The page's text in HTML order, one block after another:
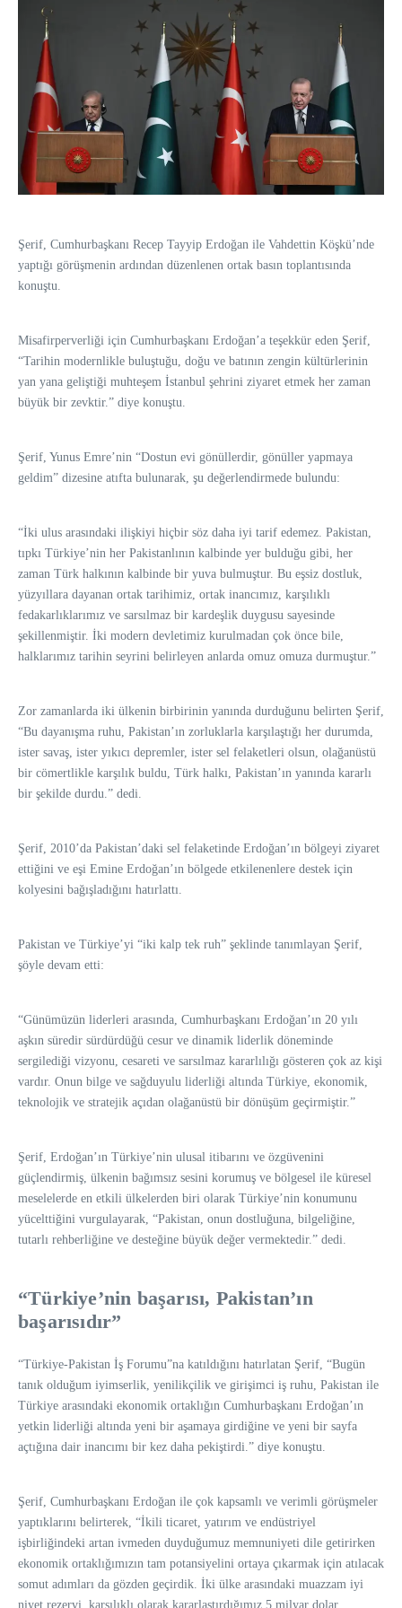
Şerif, Cumhurbaşkanı Recep Tayyip Erdoğan ile Vahdettin Köşkü’nde
yaptığı görüşmenin ardından düzenlenen ortak basın toplantısında
konuştu.
Misafirperverliği için Cumhurbaşkanı Erdoğan’a teşekkür eden Şerif,
“Tarihin modernlikle buluştuğu, doğu ve batının zengin kültürlerinin
yan yana geliştiği muhteşem İstanbul şehrini ziyaret etmek her zaman
büyük bir zevktir.” diye konuştu.
Şerif, Yunus Emre’nin “Dostun evi gönüllerdir, gönüller yapmaya
geldim” dizesine atıfta bulunarak, şu değerlendirmede bulundu:
“İki ulus arasındaki ilişkiyi hiçbir söz daha iyi tarif edemez. Pakistan,
tıpkı Türkiye’nin her Pakistanlının kalbinde yer bulduğu gibi, her
zaman Türk halkının kalbinde bir yuva bulmuştur. Bu eşsiz dostluk,
yüzyıllara dayanan ortak tarihimiz, ortak inancımız, karşılıklı
fedakarlıklarımız ve sarsılmaz bir kardeşlik duygusu sayesinde
şekillenmiştir. İki modern devletimiz kurulmadan çok önce bile,
halklarımız tarihin seyrini belirleyen anlarda omuz omuza durmuştur.”
Zor zamanlarda iki ülkenin birbirinin yanında durduğunu belirten Şerif,
“Bu dayanışma ruhu, Pakistan’ın zorluklarla karşılaştığı her durumda,
ister savaş, ister yıkıcı depremler, ister sel felaketleri olsun, olağanüstü
bir cömertlikle karşılık buldu, Türk halkı, Pakistan’ın yanında kararlı
bir şekilde durdu.” dedi.
Şerif, 2010’da Pakistan’daki sel felaketinde Erdoğan’ın bölgeyi ziyaret
ettiğini ve eşi Emine Erdoğan’ın bölgede etkilenenlere destek için
kolyesini bağışladığını hatırlattı.
Pakistan ve Türkiye’yi “iki kalp tek ruh” şeklinde tanımlayan Şerif,
şöyle devam etti:
“Günümüzün liderleri arasında, Cumhurbaşkanı Erdoğan’ın 20 yılı
aşkın süredir sürdürdüğü cesur ve dinamik liderlik döneminde
sergilediği vizyonu, cesareti ve sarsılmaz kararlılığı gösteren çok az kişi
vardır. Onun bilge ve sağduyulu liderliği altında Türkiye, ekonomik,
teknolojik ve stratejik açıdan olağanüstü bir dönüşüm geçirmiştir.”
Şerif, Erdoğan’ın Türkiye’nin ulusal itibarını ve özgüvenini
güçlendirmiş, ülkenin bağımsız sesini korumuş ve bölgesel ile küresel
meselelerde en etkili ülkelerden biri olarak Türkiye’nin konumunu
yücelttiğini vurgulayarak, “Pakistan, onun dostluğuna, bilgeliğine,
tutarlı rehberliğine ve desteğine büyük değer vermektedir.” dedi.
“Türkiye’nin başarısı, Pakistan’ın
başarısıdır”
“Türkiye-Pakistan İş Forumu”na katıldığını hatırlatan Şerif, “Bugün
tanık olduğum iyimserlik, yenilikçilik ve girişimci iş ruhu, Pakistan ile
Türkiye arasındaki ekonomik ortaklığın Cumhurbaşkanı Erdoğan’ın
yetkin liderliği altında yeni bir aşamaya girdiğine ve yeni bir sayfa
açtığına dair inancımı bir kez daha pekiştirdi.” diye konuştu.
Şerif, Cumhurbaşkanı Erdoğan ile çok kapsamlı ve verimli görüşmeler
yaptıklarını belirterek, “İkili ticaret, yatırım ve endüstriyel
işbirliğindeki artan ivmeden duyduğumuz memnuniyeti dile getirirken
ekonomik ortaklığımızın tam potansiyelini ortaya çıkarmak için atılacak
somut adımları da gözden geçirdik. İki ülke arasındaki muazzam iyi
niyet rezervi, karşılıklı olarak kararlaştırdığımız 5 milyar dolar